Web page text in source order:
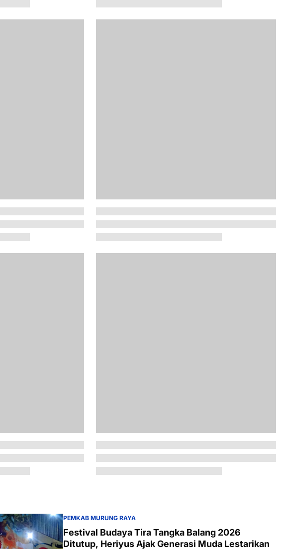
PEMKAB MURUNG RAYA
Festival Budaya Tira Tangka Balang 2026
Ditutup, Heriyus Ajak Generasi Muda Lestarikan